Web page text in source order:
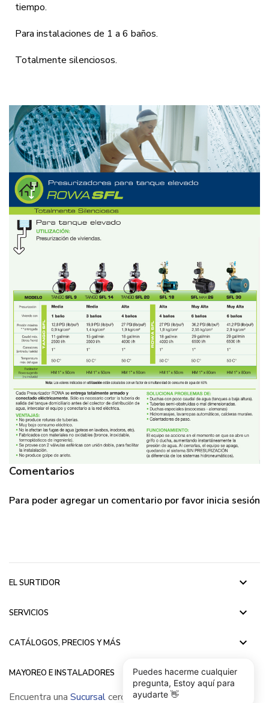
tiempo.
Para instalaciones de 1 a 6 baños.
Totalmente silenciosos.
Comentarios
Para poder agregar un comentario por favor inicia sesión
EL SURTIDOR keyboard_arrow_down
SERVICIOS keyboard_arrow_down
CATÁLOGOS, PRECIOS Y MÁS keyboard_arrow_down
MAYOREO E INSTALADORES keyboard_arrow_down
Encuentra una Sucursalcerca de ti, llámanos
Puedes hacerme cualquier
pregunta, Estoy aquí para
ayudarte 👋